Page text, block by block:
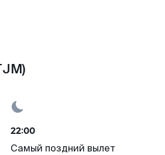
22:00
Самый поздний вылет